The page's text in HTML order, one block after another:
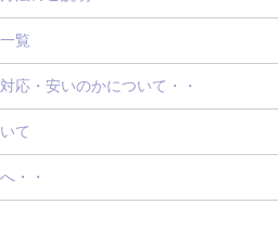
覧
応・安いのかについて・・
て
・・